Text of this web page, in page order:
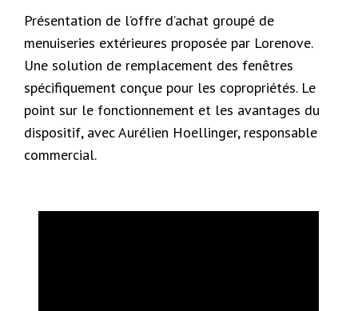
Présentation de l’offre d’achat groupé de
menuiseries extérieures proposée par Lorenove.
Une solution de remplacement des fenêtres
spécifiquement conçue pour les copropriétés. Le
point sur le fonctionnement et les avantages du
dispositif, avec Aurélien Hoellinger, responsable
commercial.